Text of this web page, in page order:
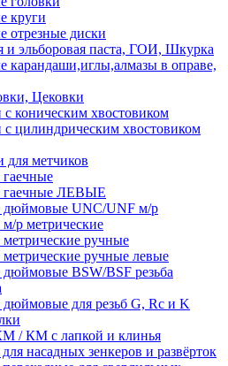
круги
отрезные диски
и эльборовая паста, ГОИ, Шкурка
карандаши,иглы,алмазы в оправе,
Цековки
с коническим хвостовиком
с цилиндрическим хвостовиком
для метчиков
гаечные ЛЕВЫЕ
дюймовые UNC/UNF м/р
р метрические
ручные
ручные левые
BSW/BSF резьба
для резьб G, Rc и K
/ КМ с лапкой и клинья
насадных зенкеров и развёрток